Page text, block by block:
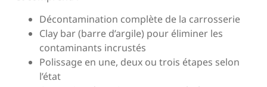
Décontamination complète de la carrosserie
Clay bar (barre d’argile) pour éliminer les
contaminants incrustés
Polissage en une, deux ou trois étapes selon
l’état